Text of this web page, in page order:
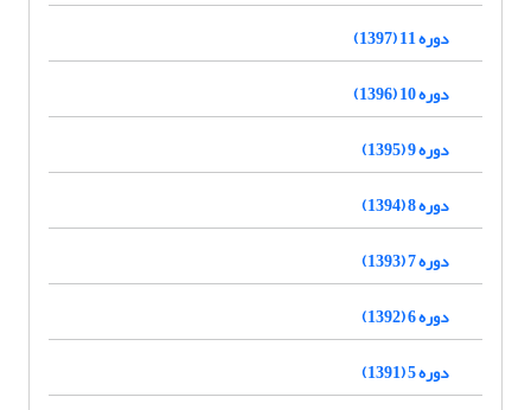
دوره 11 (1397)
دوره 10 (1396)
دوره 9 (1395)
دوره 8 (1394)
دوره 7 (1393)
دوره 6 (1392)
دوره 5 (1391)